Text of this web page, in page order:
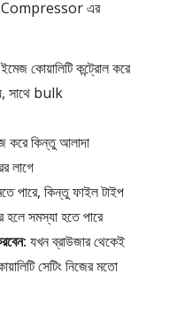
Compressor এর
ইমেজ কোয়ালিটি কন্ট্রোল করে
সাথে bulk
করে কিন্তু আলাদা
লাগে
পারে, কিন্তু ফাইল টাইপ
সমস্যা হতে পারে
যখন ব্রাউজার থেকেই
সেটিং নিজের মতো